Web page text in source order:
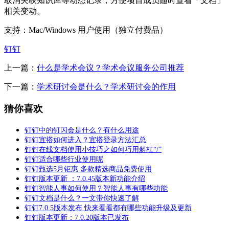
相关变动。
支持：Mac/Windows 用户使用（独立付费品）
钉钉
上一篇： 什么是学术会议？学术会议服务公司推荐
下一篇： 学术研讨会是什么？学术研讨会的作用
猜你喜欢
钉钉中的钉闪会是什么？有什么用途
钉钉宜搭如何进入？宜搭登录方法汇总
钉钉在线文档使用小技巧之如何巧用斜杠“/”
钉钉适合哪些行业使用呢
钉钉甄选5月钜惠 多款精选商品免费使用
钉钉版本更新 ：7.0.45版本新功能介绍
钉钉智能人事如何使用？智能人事有哪些功能
钉钉文档是什么？一文带你快速了解
钉钉7.0.5版本发布 快来看看都有哪些功能升级及更新
钉钉版本更新：7.0.20版本已发布